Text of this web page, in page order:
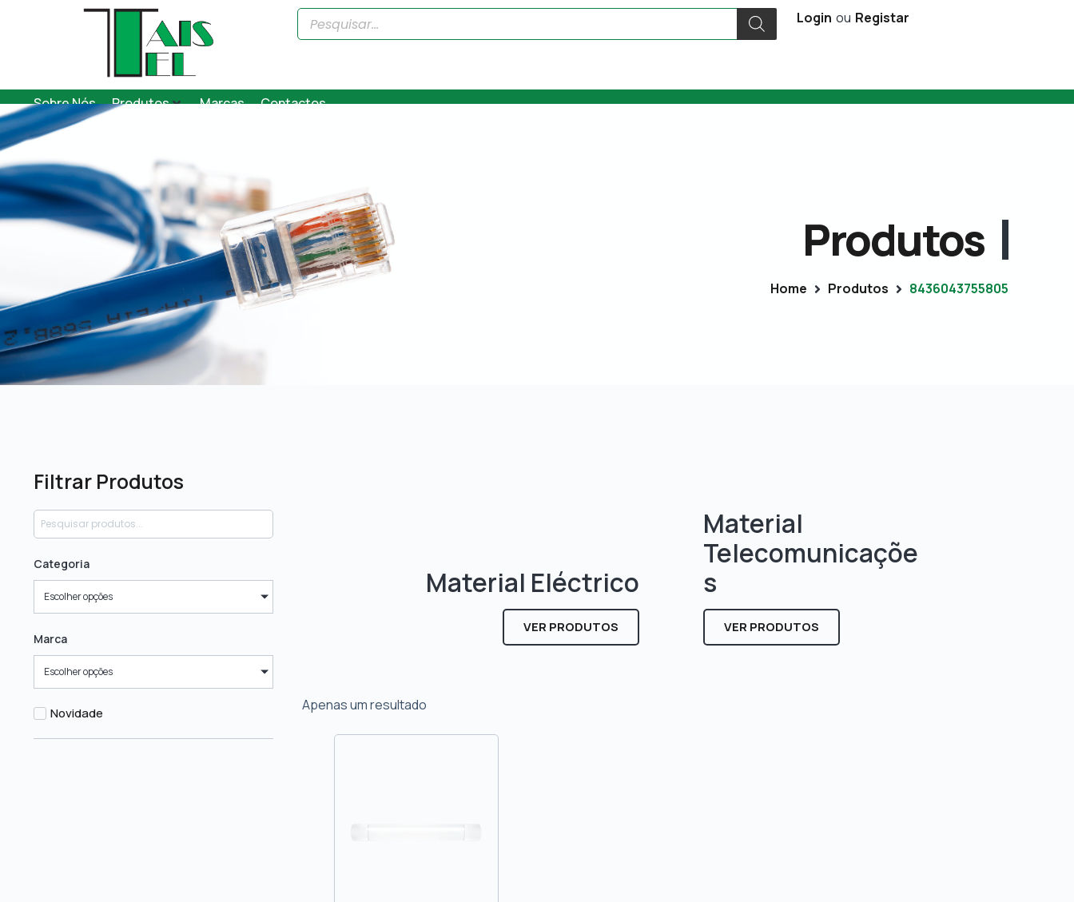
Login ou Registar
Sobre Nós Produtos Marcas Contactos
Produtos
Home Produtos 8436043755805
Filtrar Produtos
Categoria
Escolher opções
Marca
Escolher opções
Novidade
Material Eléctrico
VER PRODUTOS
Material
Telecomunicaçõe
s
VER PRODUTOS
Apenas um resultado